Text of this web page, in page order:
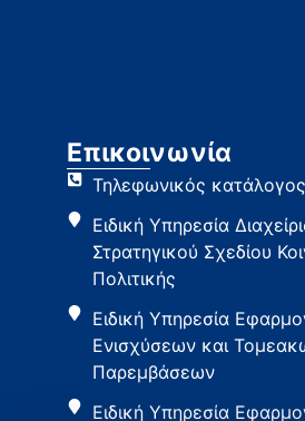
Επικοινωνία
Τηλεφωνικός κατάλογος
Ειδική Υπηρεσία
Στρατηγικού Σχεδίου
Πολιτικής
Ειδική Υπηρεσία
Ενισχύσεων και
Παρεμβάσεων
Ειδική Υπηρεσία